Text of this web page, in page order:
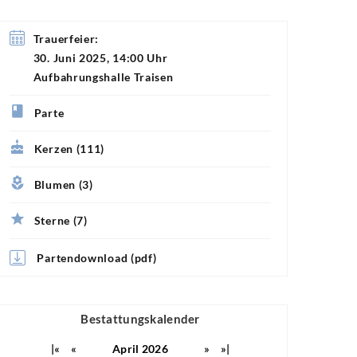
Trauerfeier:
30. Juni 2025, 14:00 Uhr
Aufbahrungshalle Traisen
Parte
Kerzen (111)
Blumen (3)
Sterne (7)
Partendownload (pdf)
Bestattungskalender
|« « April 2026 » »|